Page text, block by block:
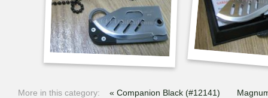
More in this category: « Companion Black (#12141)